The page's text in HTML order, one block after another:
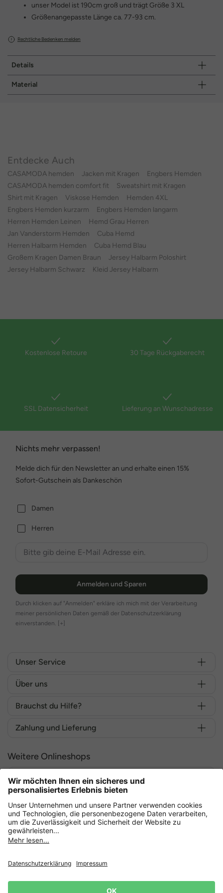
unser Model ist 190cm groß und trägt Größe 3 XL
Größenangepasste Länge ca. 77-93 cm.
Rechtliche Bedenken melden
Details
Material
Entdecke Auch
CASAMODA hemden Jacken mit Kragen
Engbers Hemden
CASAMODA hemden comfort fit
Sweatshirt mit Kragen
Shirt mit Kragen
Viskose Hemden
Hemden 4XL
Engbers Hemden kurzarm
Engbers Hemden langarm
Herren Hemden Leinen
Hemd Grau Herren
Jan Vanderstorm Hemden
Cuba Hemd
Herren Halbarm Hemden
Cuba Hemd Blau
Großem Kragen Damen Braun
Jersey Halbarm Poloshirt
Jersey Halbarm Schwarz
Kleid Jersey Halbarm
Kostenlose Retoure 30 Tage Rückgaberecht
SSL Datensicherheit Lieferung an Wunschadresse
Nichts mehr verpassen!
Melde dich für den Newsletter an und erhalte einen 15%
Sofort-Gutschein als Dankeschön
Damen
Herren
Anmelden und Sparen
Durch klicken auf "Anmelden" erkläre ich mich mit der Verarbeitung
meiner persönlichen Daten gemäß der Datenschutzerklärung
einverstanden. [+]
Unser Service
Über uns
Brauchst du Hilfe?
Zahlung und Lieferung
Weitere Onlineshops
Deutschland
Sicher einkaufen mit
AGB